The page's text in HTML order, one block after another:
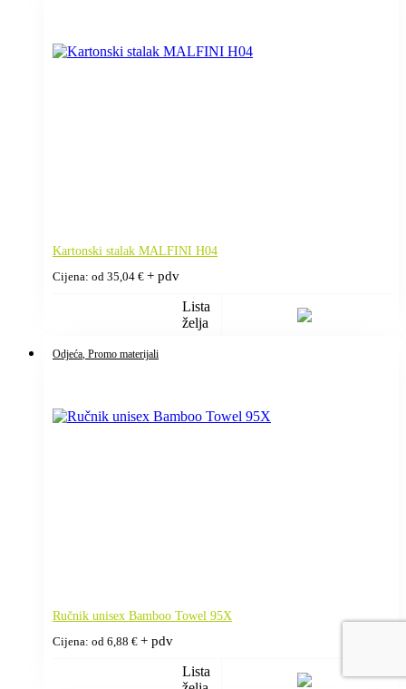
Kartonski stalak MALFINI H04
Cijena: od 35,04 € + pdv
Lista
želja
Odjeća, Promo materijali
Ručnik unisex Bamboo Towel 95X
Cijena: od 6,88 € + pdv
Lista